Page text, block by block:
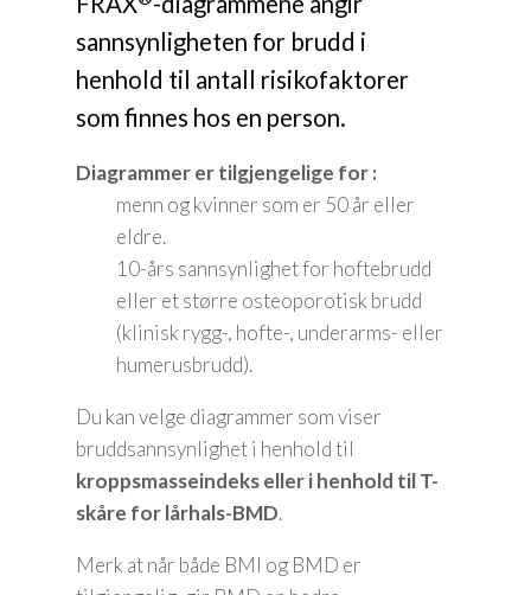
sannsynligheten for brudd i
henhold til antall risikofaktorer
som finnes hos en person.
Diagrammer er tilgjengelige for :
menn og kvinner som er 50 år eller
eldre.
10-års sannsynlighet for hoftebrudd
eller et større osteoporotisk brudd
(klinisk rygg-, hofte-, underarms- eller
humerusbrudd).
Du kan velge diagrammer som viser
bruddsannsynlighet i henhold til
kroppsmasseindeks eller i henhold til T-
skåre for lårhals-BMD.
Merk at når både BMI og BMD er